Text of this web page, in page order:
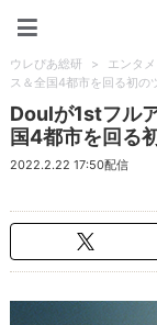
ウレぴあ総研 > エンタ
ス＆全国4都市を回る初の
Doulが1stフル
国4都市を回る
2022.2.22 17:50配信